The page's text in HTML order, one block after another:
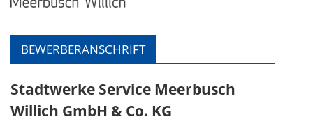
BEWERBERANSCHRIFT
Stadtwerke Service Meerbusch
Willich GmbH & Co. KG